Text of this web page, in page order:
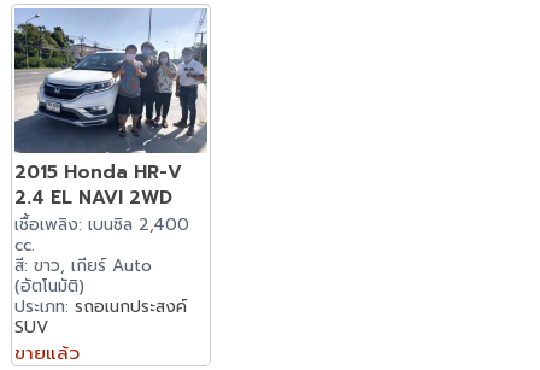
2015 Honda HR-V
2.4 EL NAVI 2WD
เชื้อเพลิง: เบนซิล 2,400
cc.
สี: ขาว, เกียร์ Auto
(อัตโนมัติ)
ประเภท:รถอเนกประสงค์
SUV
ขายแล้ว